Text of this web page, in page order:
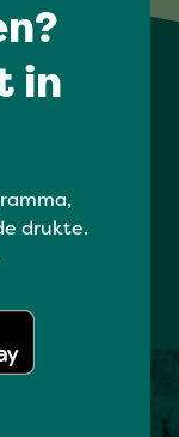
in
drukte.